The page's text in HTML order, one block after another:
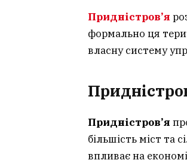
Придністров’я
формально ця
власну систему
Придністров’я
більшість міст та
впливає на